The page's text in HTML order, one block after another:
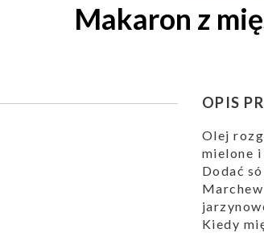
Makaron z
OPIS
Olej
mielone
Dodać
Kiedy